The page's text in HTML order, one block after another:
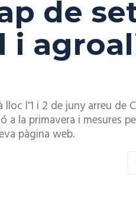
de
i
l'1 i 2 de juny arreu de
la primavera i mesures
pàgina web.